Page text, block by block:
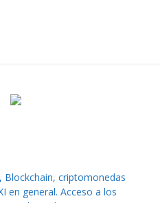
criptomonedas
en general. Acceso a los